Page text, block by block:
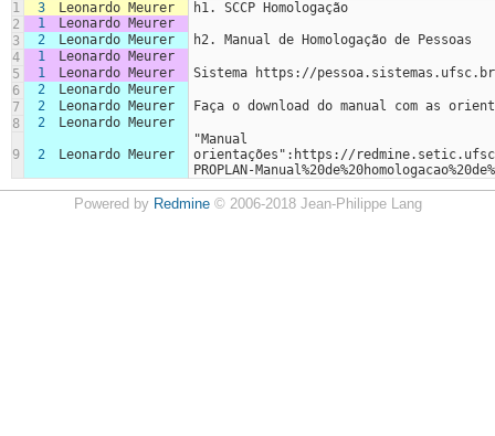
1 3 Leonardo Meurer
h1. SCCP Homologação
2
1
Leonardo Meurer
3
2 Leonardo Meurer
h2. Manual de Homologação de Pessoas
4
1
Leonardo Meurer
5
1 Leonardo Meurer
Sistema https://
6
2
Leonardo Meurer
7
2 Leonardo Meurer
Faça o download do manual com as
8
2 Leonardo Meurer
9 2 Leonardo Meurer
"Manual
orientações":https://
PROPLAN-
Powered by Redmine© 2006-2018 Jean-Philippe Lang